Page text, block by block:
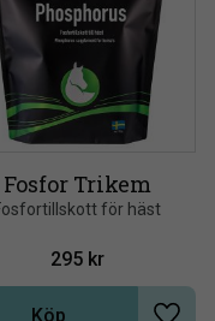
Fosfor Trikem
för häst
295kr
Köp